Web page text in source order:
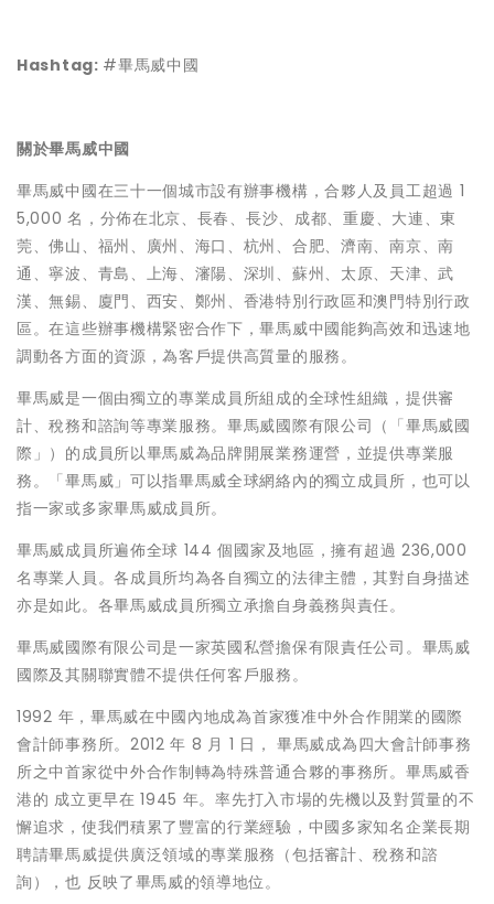
Hashtag: #畢馬威中國
關於畢馬威中國
畢馬威中國在三十一個城市設有辦事機構，合夥人及員工超過 1
5,000 名，分佈在北京、長春、長沙、成都、重慶、大連、東
莞、佛山、福州、廣州、海口、杭州、合肥、濟南、南京、南
通、寧波、青島、上海、瀋陽、深圳、蘇州、太原、天津、武
漢、無錫、廈門、西安、鄭州、香港特別行政區和澳門特別行政
區。在這些辦事機構緊密合作下，畢馬威中國能夠高效和迅速地
調動各方面的資源，為客戶提供高質量的服務。
畢馬威是一個由獨立的專業成員所組成的全球性組織，提供審
計、稅務和諮詢等專業服務。畢馬威國際有限公司（「畢馬威國
際」）的成員所以畢馬威為品牌開展業務運營，並提供專業服
務。「畢馬威」可以指畢馬威全球網絡內的獨立成員所，也可以
指一家或多家畢馬威成員所。
畢馬威成員所遍佈全球 144 個國家及地區，擁有超過 236,000
名專業人員。各成員所均為各自獨立的法律主體，其對自身描述
亦是如此。各畢馬威成員所獨立承擔自身義務與責任。
畢馬威國際有限公司是一家英國私營擔保有限責任公司。畢馬威
國際及其關聯實體不提供任何客戶服務。
1992 年，畢馬威在中國內地成為首家獲准中外合作開業的國際
會計師事務所。2012 年 8 月 1 日， 畢馬威成為四大會計師事務
所之中首家從中外合作制轉為特殊普通合夥的事務所。畢馬威香
港的 成立更早在 1945 年。率先打入市場的先機以及對質量的不
懈追求，使我們積累了豐富的行業經驗，中國多家知名企業長期
聘請畢馬威提供廣泛領域的專業服務（包括審計、稅務和諮
詢），也 反映了畢馬威的領導地位。